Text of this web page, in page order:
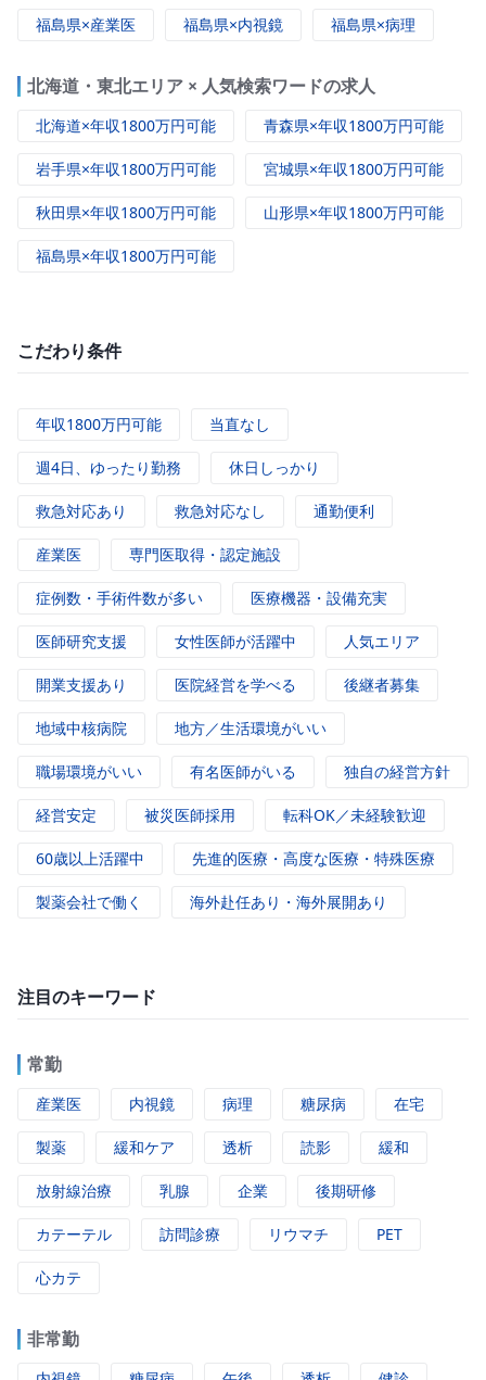
福島県×産業医 福島県×内視鏡 福島県×病理
北海道・東北エリア × 人気検索ワードの求人
北海道×年収1800万円可能 青森県×年収1800万円可能
岩手県×年収1800万円可能 宮城県×年収1800万円可能
秋田県×年収1800万円可能 山形県×年収1800万円可能
福島県×年収1800万円可能
こだわり条件
年収1800万円可能 当直なし
週4日、ゆったり勤務 休日しっかり
救急対応あり 救急対応なし 通勤便利
産業医 専門医取得・認定施設
症例数・手術件数が多い 医療機器・設備充実
医師研究支援 女性医師が活躍中 人気エリア
開業支援あり 医院経営を学べる 後継者募集
地域中核病院 地方／生活環境がいい
職場環境がいい 有名医師がいる 独自の経営方針
経営安定 被災医師採用 転科OK／未経験歓迎
60歳以上活躍中 先進的医療・高度な医療・特殊医療
製薬会社で働く 海外赴任あり・海外展開あり
注目のキーワード
常勤
産業医 内視鏡 病理 糖尿病 在宅
製薬 緩和ケア 透析 読影 緩和
放射線治療 乳腺 企業 後期研修
カテーテル 訪問診療 リウマチ PET
心カテ
非常勤